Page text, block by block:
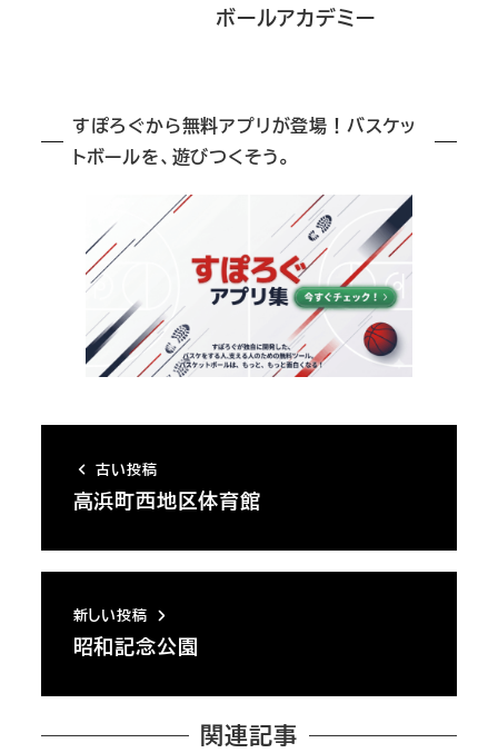
ボールアカデミー
すぽろぐから無料アプリが登場！バスケッ
トボールを、遊びつくそう。
古い投稿
高浜町西地区体育館
新しい投稿
昭和記念公園
関連記事